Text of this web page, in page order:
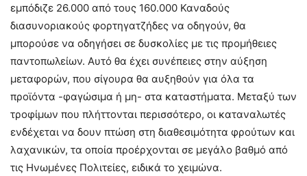
εμπόδιζε 26.000 από τους 160.000 Καναδούς
διασυνοριακούς φορτηγατζήδες να οδηγούν, θα
μπορούσε να οδηγήσει σε δυσκολίες με τις προμήθειες
παντοπωλείων. Αυτό θα έχει συνέπειες στην αύξηση
μεταφορών, που σίγουρα θα αυξηθούν για όλα τα
προϊόντα -φαγώσιμα ή μη- στα καταστήματα. Μεταξύ των
τροφίμων που πλήττονται περισσότερο, οι καταναλωτές
ενδέχεται να δουν πτώση στη διαθεσιμότητα φρούτων και
λαχανικών, τα οποία προέρχονται σε μεγάλο βαθμό από
τις Ηνωμένες Πολιτείες, ειδικά το χειμώνα.